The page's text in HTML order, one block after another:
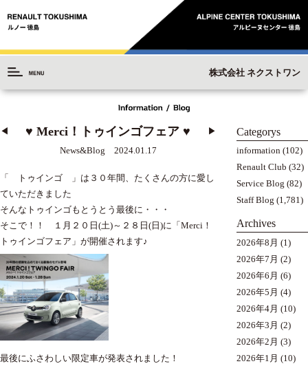
株式会社 ネクストワン
◀︎ ♥ Merci！トゥインゴフェア ♥
News&Blog 2024.01.17
▶︎
「 トゥインゴ 」は３０年間、たくさんの方に愛し
ていただきました
そんなトゥインゴもとうとう最後に・・・
そこで！！ １月２０日(土)～２８日(日)に「Merci！
トゥインゴフェア」が開催されます♪
最後にふさわしい限定車が発表されました！
Categorys
information (102)
Renault Club (32)
Service Blog (82)
Staff Blog (1,781)
Archives
2026年8月 (1)
2026年7月 (2)
2026年6月 (6)
2026年5月 (4)
2026年4月 (10)
2026年3月 (2)
2026年2月 (3)
2026年1月 (10)